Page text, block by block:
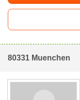
80331 Muenchen